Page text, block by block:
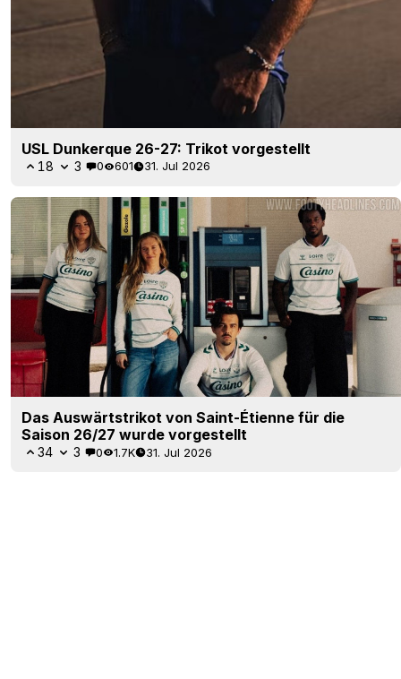
USL Dunkerque 26-27: Trikot vorgestellt
18 3 0 601 31. Jul 2026
Das Auswärtstrikot von Saint-Étienne für die
Saison 26/27 wurde vorgestellt
34 3 0 1.7K 31. Jul 2026